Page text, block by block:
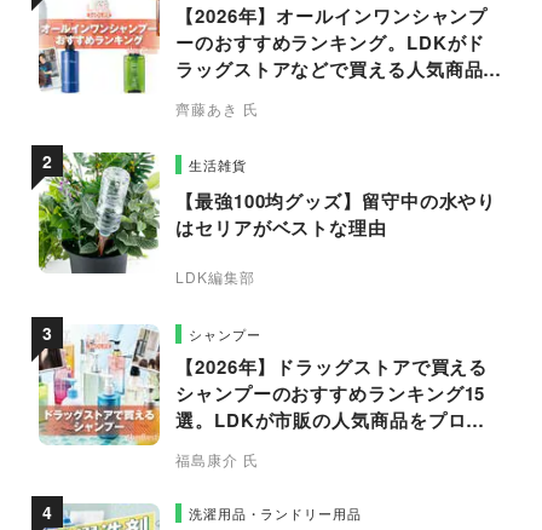
【2026年】オールインワンシャンプ
ーのおすすめランキング。LDKがド
ラッグストアなどで買える人気商品を
齊藤あき 氏
生活雑貨
【最強100均グッズ】留守中の水やり
はセリアがベストな理由
LDK編集部
シャンプー
【2026年】ドラッグストアで買える
シャンプーのおすすめランキング15
選。LDKが市販の人気商品をプロと
福島康介 氏
洗濯用品・ランドリー用品